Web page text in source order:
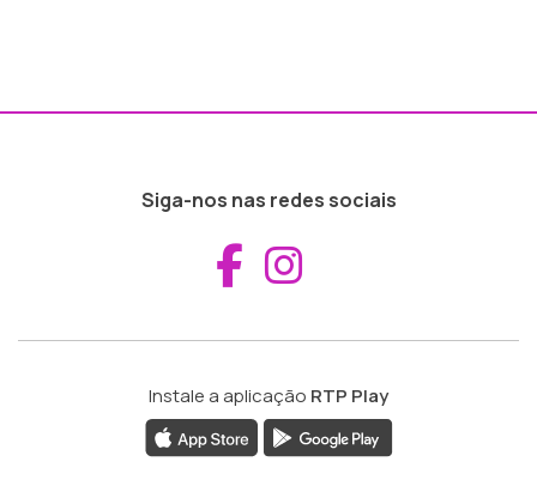
Siga-nos nas redes sociais
Aceder ao
Instale a aplicação RTP Play